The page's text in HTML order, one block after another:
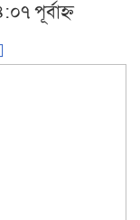
পূর্বাহ্ন